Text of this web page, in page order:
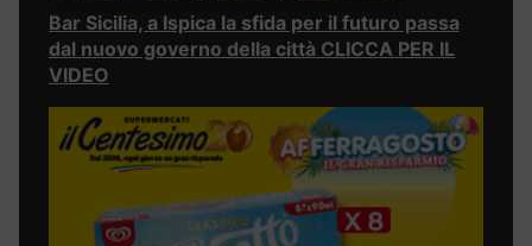
Bar Sicilia, a Ispica la sfida per il futuro passa
dal nuovo governo della città CLICCA PER IL
VIDEO